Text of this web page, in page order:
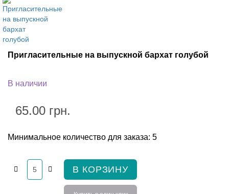
Пригласительные на выпускной бархат голубой
В наличии
65.00 грн.
Минимальное количество для заказа: 5
В КОРЗИНУ